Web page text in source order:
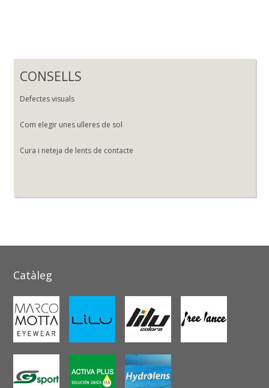
CONSELLS
Defectes visuals
Com elegir unes ulleres de sol
Cura i neteja de lents de contacte
Catàleg